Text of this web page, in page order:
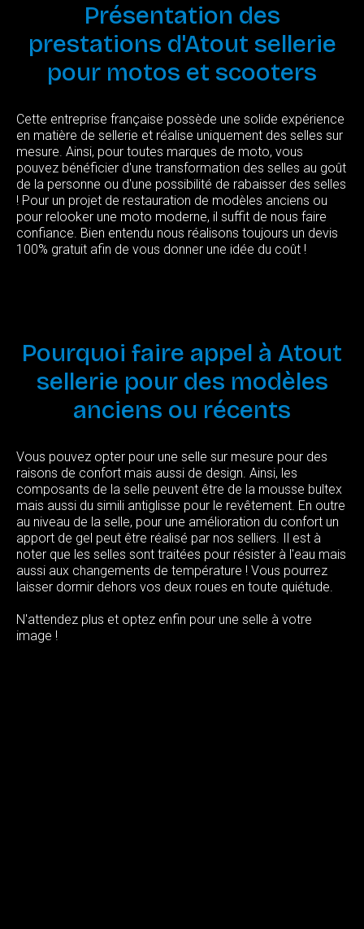
Présentation des
prestations d'Atout sellerie
pour motos et scooters
Cette entreprise française possède une solide expérience
en matière de sellerie et réalise uniquement des selles sur
mesure. Ainsi, pour toutes marques de moto, vous
pouvez bénéficier d'une transformation des selles au goût
de la personne ou d'une possibilité de rabaisser des selles
! Pour un projet de restauration de modèles anciens ou
pour relooker une moto moderne, il suffit de nous faire
confiance. Bien entendu nous réalisons toujours un devis
100% gratuit afin de vous donner une idée du coût !
Pourquoi faire appel à Atout
sellerie pour des modèles
anciens ou récents
Vous pouvez opter pour une selle sur mesure pour des
raisons de confort mais aussi de design. Ainsi, les
composants de la selle peuvent être de la mousse bultex
mais aussi du simili antiglisse pour le revêtement. En outre
au niveau de la selle, pour une amélioration du confort un
apport de gel peut être réalisé par nos selliers. Il est à
noter que les selles sont traitées pour résister à l'eau mais
aussi aux changements de température ! Vous pourrez
laisser dormir dehors vos deux roues en toute quiétude.
N'attendez plus et optez enfin pour une selle à votre
image !